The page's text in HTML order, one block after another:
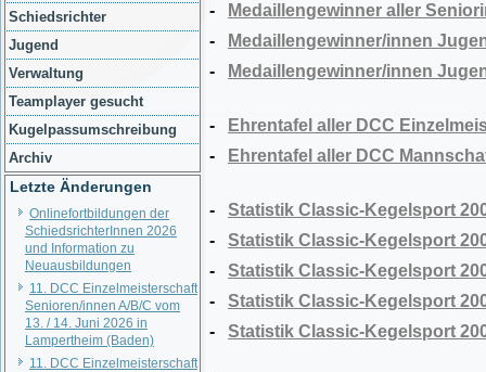
Schiedsrichter
Jugend
Verwaltung
Teamplayer gesucht
Kugelpassumschreibung
Archiv
Letzte Änderungen
Onlinefortbildungen der
SchiedsrichterInnen 2026
und Information zu
Neuausbildungen
11. DCC Einzelmeisterschaft
Senioren/innen A/B/C vom
13. / 14. Juni 2026 in
Lampertheim (Baden)
11. DCC Einzelmeisterschaft
-
Medaillengewinner aller
-
Medaillengewinner/innen
-
Medaillengewinner/innen
-
Ehrentafel aller DCC
-
Ehrentafel aller DCC
- Statistik Classic-Kegelsport
- Statistik Classic-Kegelsport
- Statistik Classic-Kegelsport
- Statistik Classic-Kegelsport
- Statistik Classic-Kegelsport